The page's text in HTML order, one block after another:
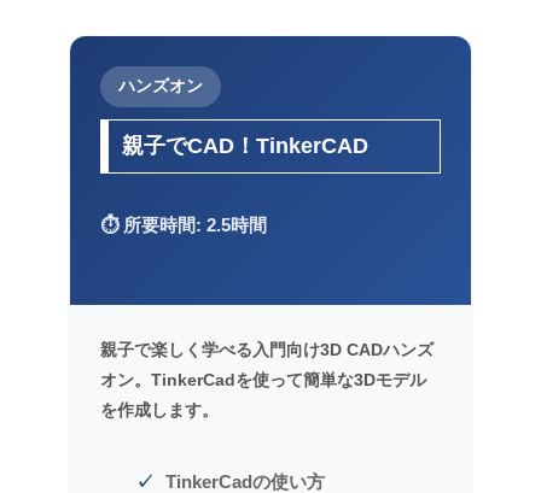
ハンズオン
親子でCAD！TinkerCAD
⏱️ 所要時間: 2.5時間
親子で楽しく学べる入門向け3D CADハンズ
オン。TinkerCadを使って簡単な3Dモデル
を作成します。
TinkerCadの使い方